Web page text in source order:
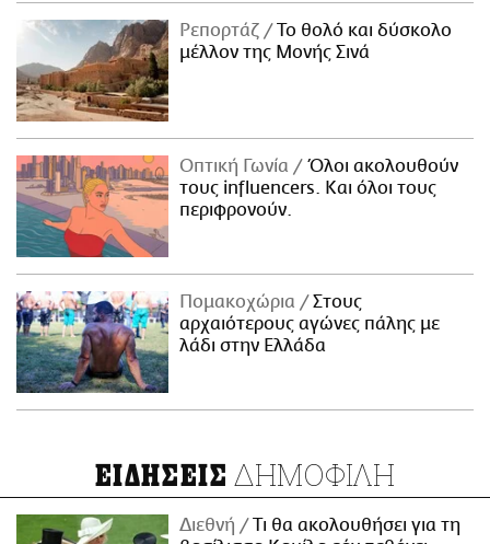
Ρεπορτάζ
Το θολό και δύσκολο
μέλλον της Μονής Σινά
Οπτική Γωνία
Όλοι ακολουθούν
τους influencers. Και όλοι τους
περιφρονούν.
Πομακοχώρια
Στους
αρχαιότερους αγώνες πάλης με
λάδι στην Ελλάδα
ΕΙΔΗΣΕΙΣ ΔΗΜΟΦΙΛΗ
Διεθνή
Τι θα ακολουθήσει για τη